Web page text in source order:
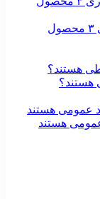
دستور سازمان غذا و دارو برای جمع‌آوری ۳ محصول
هستند؟
عمومی هستند